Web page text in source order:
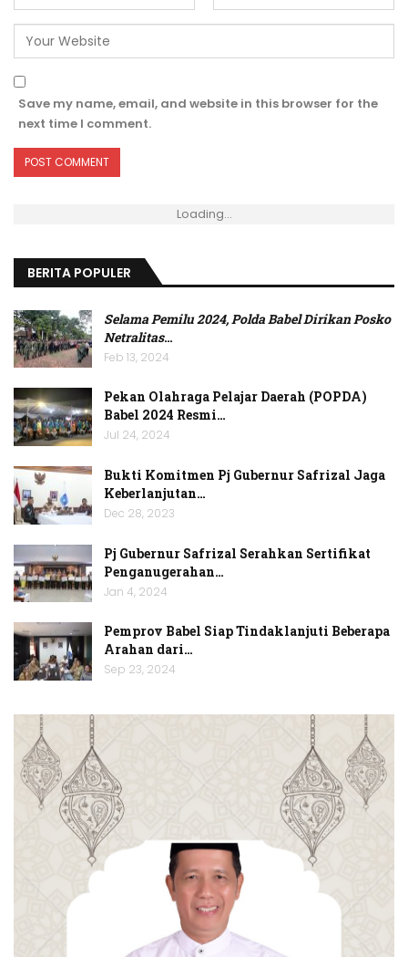
Save my name, email, and website in this browser for the
next time I comment.
Loading...
BERITA POPULER
Selama Pemilu 2024, Polda Babel Dirikan Posko
Netralitas…
Feb 13, 2024
Pekan Olahraga Pelajar Daerah (POPDA)
Babel 2024 Resmi…
Jul 24, 2024
Bukti Komitmen Pj Gubernur Safrizal Jaga
Keberlanjutan…
Dec 28, 2023
Pj Gubernur Safrizal Serahkan Sertifikat
Penganugerahan…
Jan 4, 2024
Pemprov Babel Siap Tindaklanjuti Beberapa
Arahan dari…
Sep 23, 2024